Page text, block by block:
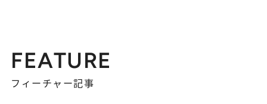
FEATURE
フィーチャー記事